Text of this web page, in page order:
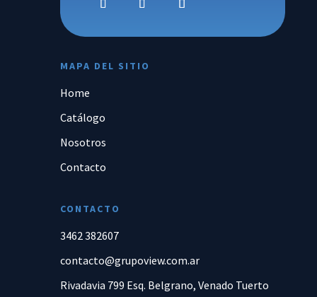
MAPA DEL SITIO
Home
Catálogo
Nosotros
Contacto
CONTACTO
3462 382607
contacto@grupoview.com.ar
Rivadavia 799 Esq. Belgrano, Venado Tuerto